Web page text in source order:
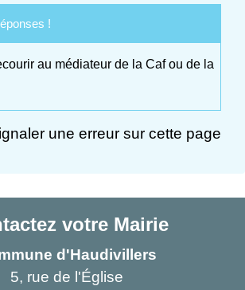
!
au médiateur de la Caf ou de la
une erreur sur cette page
votre Mairie
d'Haudivillers
5, rue de l'Église